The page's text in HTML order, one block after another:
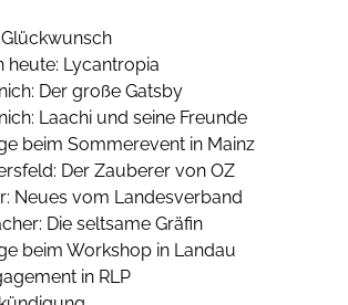
heute: Lycantropia
Der große Gatsby
Laachi und seine Freunde
beim Sommerevent in Mainz
Der Zauberer von OZ
Neues vom Landesverband
Die seltsame Gräfin
beim Workshop in Landau
in RLP